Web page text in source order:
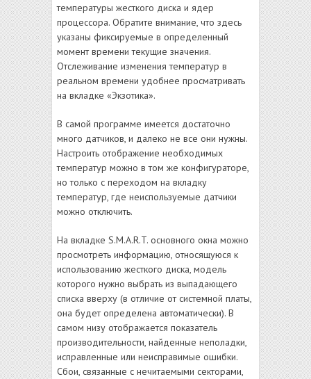
температуры жесткого диска и ядер
процессора. Обратите внимание, что здесь
указаны фиксируемые в определенный
момент времени текущие значения.
Отслеживание изменения температур в
реальном времени удобнее просматривать
на вкладке «Экзотика».
В самой программе имеется достаточно
много датчиков, и далеко не все они нужны.
Настроить отображение необходимых
температур можно в том же конфигураторе,
но только с переходом на вкладку
температур, где неиспользуемые датчики
можно отключить.
На вкладке S.M.A.R.T. основного окна можно
просмотреть информацию, относящуюся к
использованию жесткого диска, модель
которого нужно выбрать из выпадающего
списка вверху (в отличие от системной платы,
она будет определена автоматически). В
самом низу отображается показатель
производительности, найденные неполадки,
исправленные или неисправимые ошибки.
Сбои, связанные с нечитаемыми секторами,